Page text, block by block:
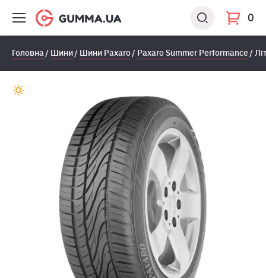
0
Головна Шини Шини Paxaro Paxaro Summer Performance